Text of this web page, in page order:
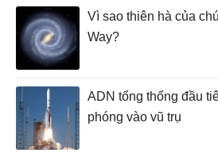
Vì sao thiên hà của
Way?
ADN tổng thống đầu
phóng vào vũ trụ